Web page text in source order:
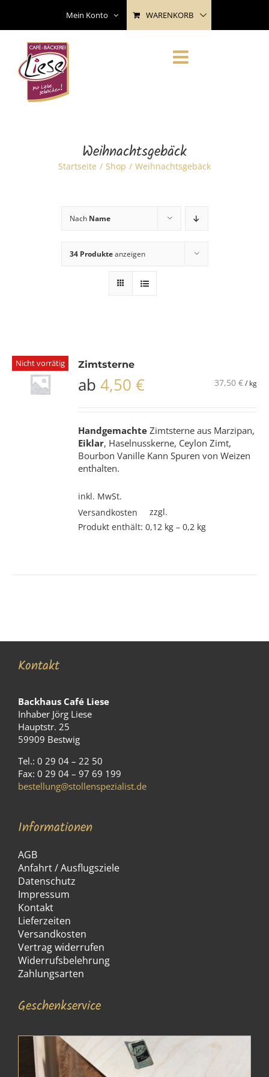
content
Mein Konto WARENKORB
Weihnachtsgebäck
Startseite Shop Weihnachtsgebäck
Nach Name
34 Produkteanzeigen
Nicht vorrätig Zimtsterne
ab4,50€ 37,50 €/ kg
Handgemachte Zimtsterne aus Marzipan,
Eiklar, Haselnusskerne, Ceylon Zimt,
Bourbon Vanille Kann Spuren von Weizen
enthalten.
inkl. MwSt.
zzgl.
Versandkosten
Produkt enthält: 0,12 kg – 0,2 kg
Kontakt
Backhaus Café Liese
Inhaber Jörg Liese
Hauptstr. 25
59909 Bestwig
Tel.: 0 29 04 – 22 50
Fax: 0 29 04 – 97 69 199
bestellung@stollenspezialist.de
Informationen
AGB
Anfahrt / Ausflugsziele
Datenschutz
Impressum
Kontakt
Lieferzeiten
Versandkosten
Vertrag widerrufen
Widerrufsbelehrung
Zahlungsarten
Geschenkservice